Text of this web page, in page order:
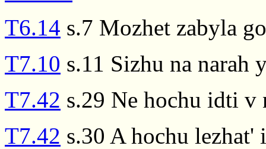
T6.14 s.7 Mozhet zabyla
T7.10 s.11 Sizhu na narah
T7.42 s.29 Ne hochu idti v
T7.42 s.30 A hochu lezhat'